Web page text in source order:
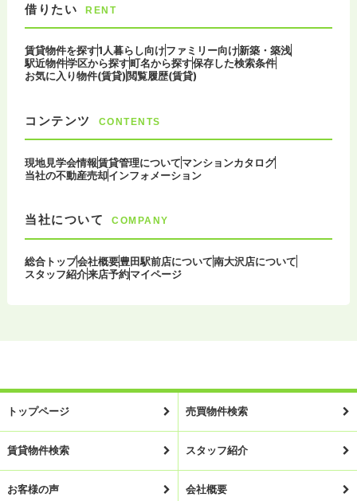
借りたい RENT
賃貸物件を探す1人暮らし向けファミリー向け新築・築浅
駅近物件学区から探す町名から探す保存した検索条件
お気に入り物件(賃貸)閲覧履歴(賃貸)
コンテンツ CONTENTS
現地見学会情報賃貸管理についてマンションカタログ
当社の不動産売却インフォメーション
当社について COMPANY
総合トップ会社概要豊田駅前店について南大沢店について
スタッフ紹介来店予約マイページ
トップページ 売買物件検索
賃貸物件検索 スタッフ紹介
お客様の声 会社概要